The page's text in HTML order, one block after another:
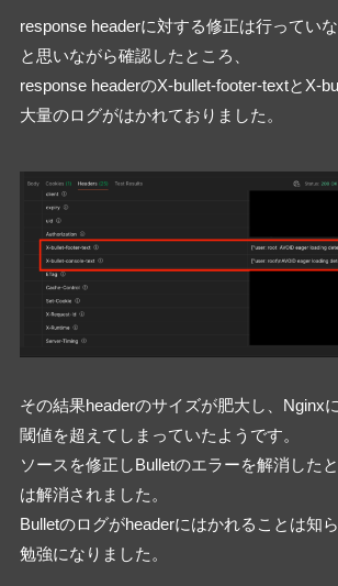
response headerに対する修正は行ってい
と思いながら確認したところ、
response headerのX-bullet-footer-textとX-
その結果headerのサイズが肥大し、Nginx
閾値を超えてしまっていたようです。
ソースを修正しBulletのエラーを解消した
は解消されました。
Bulletのログがheaderにはかれることは知
勉強になりました。